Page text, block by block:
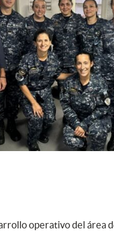
operativo del área